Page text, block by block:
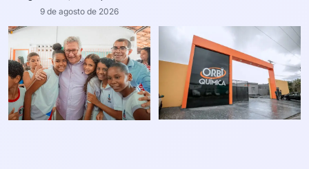
9 de agosto de 2026